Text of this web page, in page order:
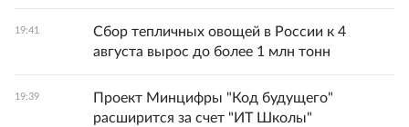
19:41
Сбор тепличных овощей в России к 4
августа вырос до более 1 млн тонн
19:39
Проект Минцифры "Код будущего"
расширится за счет "ИТ Школы"